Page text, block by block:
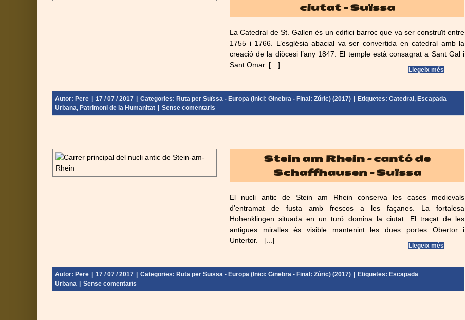
ciutat – Suïssa
La Catedral de St. Gallen és un edifici barroc que va ser construït entre
1755 i 1766. L’església abacial va ser convertida en catedral amb la
creació de la diòcesi l’any 1847. El temple està consagrat a Sant Gal i
Sant Omar. […]
Autor: Pere 17 / 07 / 2017 Categories: Ruta per Suïssa - Europa (Inici: Ginebra - Final: Zúric) (2017) Etiquetes: Catedral , Escapada
Urbana, Patrimoni de la Humanitat Sense comentaris
Llegeix més
Stein am Rhein – cantó de
Schaffhausen – Suïssa
El nucli antic de Stein am Rhein conserva les cases medievals
d’entramat de fusta amb frescos a les façanes. La fortalesa
Hohenklingen situada en un turó domina la ciutat. El traçat de les
antigues miralles és visible mantenint les dues portes Obertor i
Untertor. [...]
Autor: Pere 17 / 07 / 2017 Categories: Ruta per Suïssa - Europa (Inici: Ginebra - Final: Zúric) (2017) Etiquetes: Escapada
Urbana
Sense comentaris
Llegeix més